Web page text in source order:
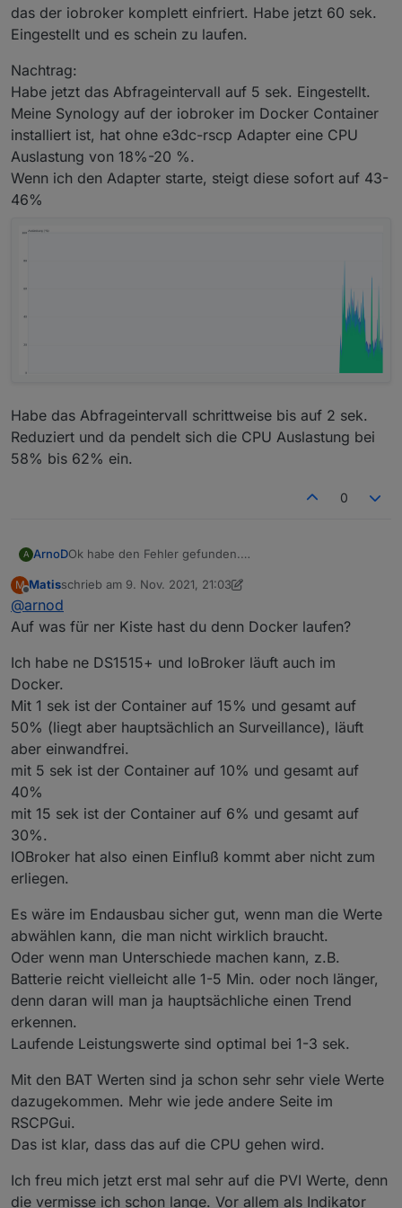
das der iobroker komplett einfriert. Habe jetzt 60 sek.
Eingestellt und es schein zu laufen.
Nachtrag:
Habe jetzt das Abfrageintervall auf 5 sek. Eingestellt.
Meine Synology auf der iobroker im Docker Container
installiert ist, hat ohne e3dc-rscp Adapter eine CPU
Auslastung von 18%-20 %.
Wenn ich den Adapter starte, steigt diese sofort auf 43-
46%
Habe das Abfrageintervall schrittweise bis auf 2 sek.
Reduziert und da pendelt sich die CPU Auslastung bei
58% bis 62% ein.
0
A ArnoDOk habe den Fehler gefunden.
Abfrageintervall von 1 sek. in den Einstellungen dazu
Eingestellt und es schein zu laufen.
Nachtrag:
Meine Synology auf der iobroker im Docker Container
Auslastung von 18%-20 %.
Habe das Abfrageintervall schrittweise bis auf 2 sek.
58% bis 62% ein.
M
Offline
Matisschrieb am 9. Nov. 2021, 21:03
zuletzt editiert von Matis 11. Sept. 2021, 22:10
@arnod
Auf was für ner Kiste hast du denn Docker laufen?
Ich habe ne DS1515+ und IoBroker läuft auch im
Docker.
Mit 1 sek ist der Container auf 15% und gesamt auf
50% (liegt aber hauptsächlich an Surveillance), läuft
aber einwandfrei.
mit 5 sek ist der Container auf 10% und gesamt auf
40%
mit 15 sek ist der Container auf 6% und gesamt auf
30%.
IOBroker hat also einen Einfluß kommt aber nicht zum
erliegen.
Es wäre im Endausbau sicher gut, wenn man die Werte
abwählen kann, die man nicht wirklich braucht.
Oder wenn man Unterschiede machen kann, z.B.
Batterie reicht vielleicht alle 1-5 Min. oder noch länger,
denn daran will man ja hauptsächliche einen Trend
erkennen.
Laufende Leistungswerte sind optimal bei 1-3 sek.
Mit den BAT Werten sind ja schon sehr sehr viele Werte
dazugekommen. Mehr wie jede andere Seite im
RSCPGui.
Das ist klar, dass das auf die CPU gehen wird.
Ich freu mich jetzt erst mal sehr auf die PVI Werte, denn
die vermisse ich schon lange. Vor allem als Indikator